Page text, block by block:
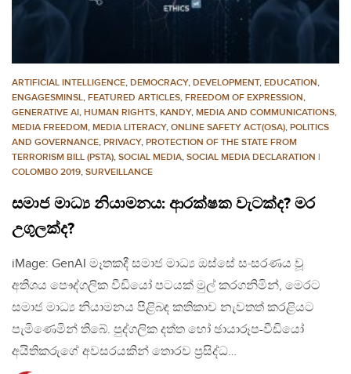
ARTIFICIAL INTELLIGENCE, DEMOCRACY, DEVELOPMENT, EDUCATION,
ENGAGESMINSL, FEATURED ARTICLES, FREEDOM OF EXPRESSION,
GENERATIVE AI, HUMAN RIGHTS, KANDY, MEDIA AND COMMUNICATIONS,
MEDIA FREEDOM, MEDIA LITERACY, ONLINE SAFETY ACT(OSA), POLITICS
AND GOVERNANCE, PRIVACY, PROTECTION OF THE STATE FROM
TERRORISM BILL (PSTA), SOCIAL MEDIA, SOCIAL MEDIA DECLARATION |
COLOMBO 2019, SURVEILLANCE
සමාජ මාධ්‍ය නියාමනය: ආරක්ෂක වැටක්ද? මර
උගුලක්ද?
iMage: GenAI මෑතකදී සමාජ මාධ්‍ය ඔස්සේ සංසරණය වූ
අතිශය පෞද්ගලික වීඩියෝ පටයක් මුල් කරගනිමින්, මෙරට
සමාජ මාධ්‍ය නියාමනය පිළිබඳ කතිකාව නැවතත් කරළියට
පැමිණෙමින් තිබේ. පුද්ගලික දත්ත හෝ ඡායාරූප-වීඩියෝ
අයිතිකරුගේ අවසරයකින් තොරව ප්‍රසිද්ධ…